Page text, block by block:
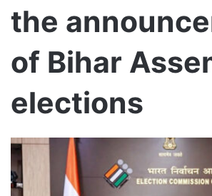
the
of Bihar
elections